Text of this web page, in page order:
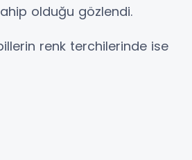
olduğu gözlendi.
renk terchilerinde ise